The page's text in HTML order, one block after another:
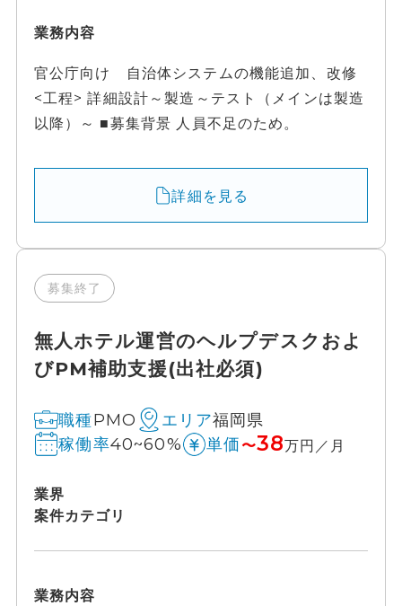
業務内容
官公庁向け 自治体システムの機能追加、改修
<工程> 詳細設計～製造～テスト（メインは製造
以降）～ ■募集背景 人員不足のため。
詳細を見る
募集終了
無人ホテル運営のヘルプデスクおよ
びPM補助支援(出社必須)
職種PMO エリア福岡県
稼働率40~60% 単価 〜38万円／月
業界
案件カテゴリ
業務内容